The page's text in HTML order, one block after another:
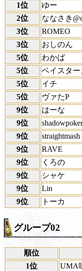
1位
ゆー
2位
ななさき
3位
ROMEO
3位
おしのん
5位
わかば
5位
ベイスター
5位
イチ
5位
ヴァたP
9位
はーな
9位
9位
straightmash
9位
RAVE
9位
くろの
9位
シャケ
9位
Lin
9位
トーカ
グループ02
順位
1位
UMA